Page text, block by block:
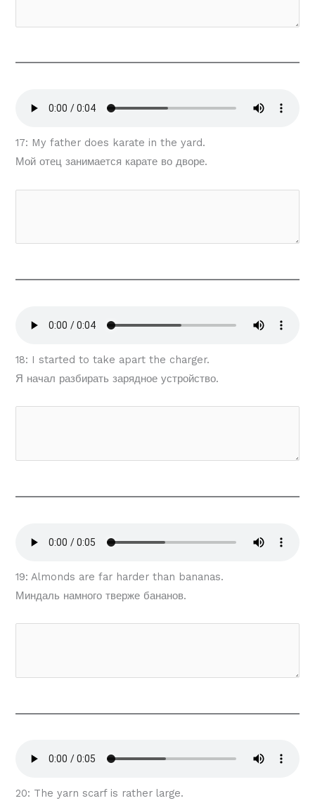
17: My father does karate in the yard.
Мой отец занимается карате во дворе.
18: I started to take apart the charger.
Я начал разбирать зарядное устройство.
19: Almonds are far harder than bananas.
Миндаль намного тверже бананов.
20: The yarn scarf is rather large.